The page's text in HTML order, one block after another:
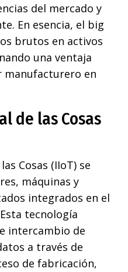
del mercado y
En esencia, el big
brutos en activos
una ventaja
manufacturero en
de las Cosas
Cosas (IIoT) se
máquinas y
integrados en el
tecnología
intercambio de
a través de
de fabricación,